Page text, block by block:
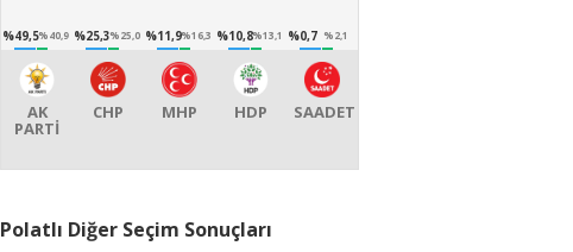
%49,5%40,9
AK
PARTİ
%25,3%25,0
CHP
%11,9%16,3
MHP
%10,8%13,1
HDP
%0,7 %2,1
SAADET
Polatlı Diğer Seçim Sonuçları